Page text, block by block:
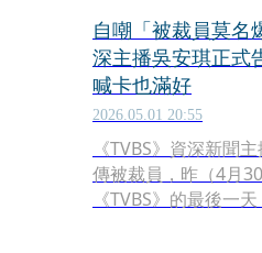
自嘲「被裁員莫
深主播吳安琪正式
喊卡也滿好
2026.05.01 20:55
《TVBS》資深新聞
傳被裁員，昨（4月
《TVBS》的最後一